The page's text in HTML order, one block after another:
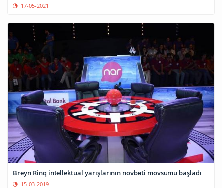
17-05-2021
Breyn Rinq intellektual yarışlarının növbəti mövsümü başladı
15-03-2019